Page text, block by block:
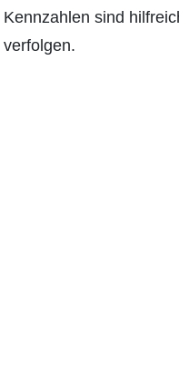
Kennzahlen sind
verfolgen.